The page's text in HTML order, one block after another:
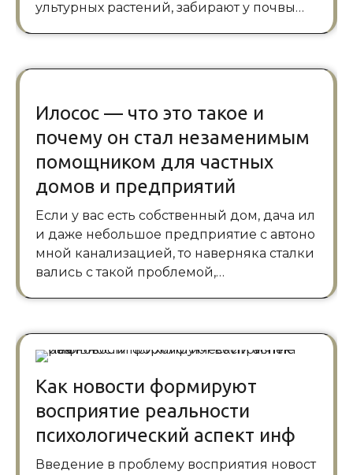
ультурных растений, забирают у почвы…
Илосос — что это такое и
почему он стал незаменимым
помощником для частных
домов и предприятий
Если у вас есть собственный дом, дача ил
и даже небольшое предприятие с автоно
мной канализацией, то наверняка сталки
вались с такой проблемой,…
Как новости формируют
восприятие реальности
психологический аспект инф
Введение в проблему восприятия новост